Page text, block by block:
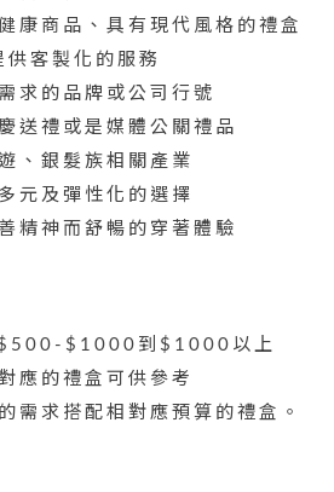
康商品、具有現代風格的禮盒
供客製化的服務
求的品牌或公司行號
送禮或是媒體公關禮品
、銀髮族相關產業
元及彈性化的選擇
精神而舒暢的穿著體驗
$1000到$1000以上
應的禮盒可供參考
需求搭配相對應預算的禮盒。